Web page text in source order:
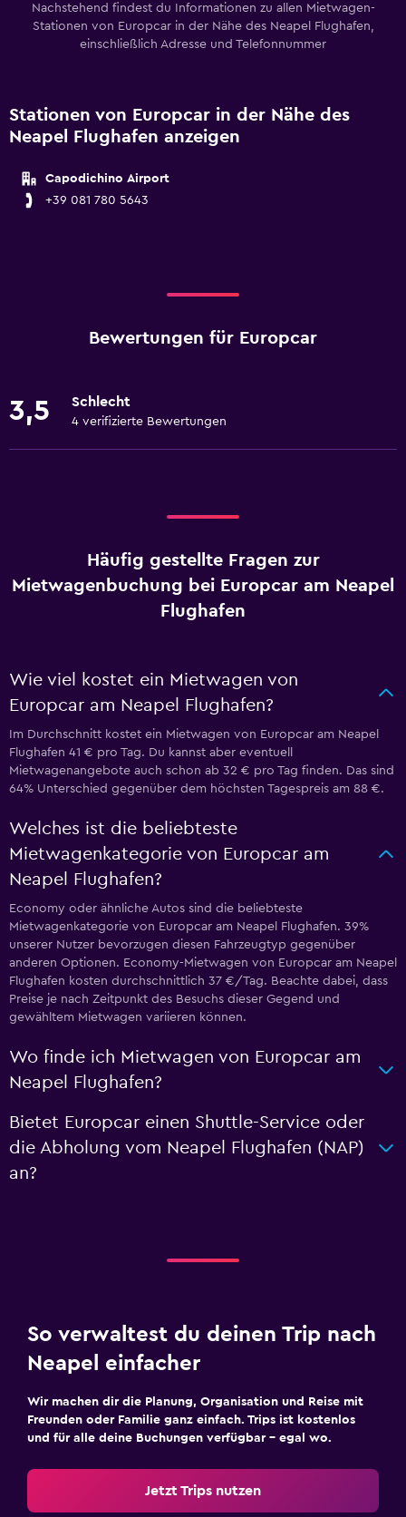
Nachstehend findest du Informationen zu allen Mietwagen-
Stationen von Europcar in der Nähe des Neapel Flughafen,
einschließlich Adresse und Telefonnummer
Stationen von Europcar in der Nähe des
Neapel Flughafen anzeigen
Capodichino Airport
+39 081 780 5643
Bewertungen für Europcar
3,5 Schlecht
4 verifizierte Bewertungen
Häufig gestellte Fragen zur
Mietwagenbuchung bei Europcar am Neapel
Flughafen
Wie viel kostet ein Mietwagen von
Europcar am Neapel Flughafen?
Im Durchschnitt kostet ein Mietwagen von Europcar am Neapel
Flughafen 41 € pro Tag. Du kannst aber eventuell
Mietwagenangebote auch schon ab 32 € pro Tag finden. Das sind
64% Unterschied gegenüber dem höchsten Tagespreis am 88 €.
Welches ist die beliebteste
Mietwagenkategorie von Europcar am
Neapel Flughafen?
Economy oder ähnliche Autos sind die beliebteste
Mietwagenkategorie von Europcar am Neapel Flughafen. 39%
unserer Nutzer bevorzugen diesen Fahrzeugtyp gegenüber
anderen Optionen. Economy-Mietwagen von Europcar am Neapel
Flughafen kosten durchschnittlich 37 €/Tag. Beachte dabei, dass
Preise je nach Zeitpunkt des Besuchs dieser Gegend und
gewähltem Mietwagen variieren können.
Wo finde ich Mietwagen von Europcar am
Neapel Flughafen?
Bietet Europcar einen Shuttle-Service oder
die Abholung vom Neapel Flughafen (NAP)
an?
So verwaltest du deinen Trip nach
Neapel einfacher
Wir machen dir die Planung, Organisation und Reise mit
Freunden oder Familie ganz einfach. Trips ist kostenlos
und für alle deine Buchungen verfügbar – egal wo.
Jetzt Trips nutzen